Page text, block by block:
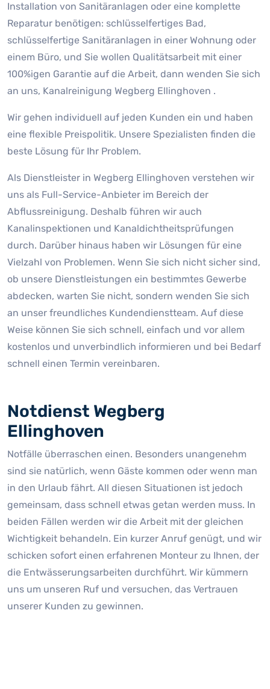
Installation von Sanitäranlagen oder eine komplette
Reparatur benötigen: schlüsselfertiges Bad,
schlüsselfertige Sanitäranlagen in einer Wohnung oder
einem Büro, und Sie wollen Qualitätsarbeit mit einer
100%igen Garantie auf die Arbeit, dann wenden Sie sich
an uns, Kanalreinigung Wegberg Ellinghoven .
Wir gehen individuell auf jeden Kunden ein und haben
eine flexible Preispolitik. Unsere Spezialisten finden die
beste Lösung für Ihr Problem.
Als Dienstleister in Wegberg Ellinghoven verstehen wir
uns als Full-Service-Anbieter im Bereich der
Abflussreinigung. Deshalb führen wir auch
Kanalinspektionen und Kanaldichtheitsprüfungen
durch. Darüber hinaus haben wir Lösungen für eine
Vielzahl von Problemen. Wenn Sie sich nicht sicher sind,
ob unsere Dienstleistungen ein bestimmtes Gewerbe
abdecken, warten Sie nicht, sondern wenden Sie sich
an unser freundliches Kundendienstteam. Auf diese
Weise können Sie sich schnell, einfach und vor allem
kostenlos und unverbindlich informieren und bei Bedarf
schnell einen Termin vereinbaren.
Notdienst Wegberg
Ellinghoven
Notfälle überraschen einen. Besonders unangenehm
sind sie natürlich, wenn Gäste kommen oder wenn man
in den Urlaub fährt. All diesen Situationen ist jedoch
gemeinsam, dass schnell etwas getan werden muss. In
beiden Fällen werden wir die Arbeit mit der gleichen
Wichtigkeit behandeln. Ein kurzer Anruf genügt, und wir
schicken sofort einen erfahrenen Monteur zu Ihnen, der
die Entwässerungsarbeiten durchführt. Wir kümmern
uns um unseren Ruf und versuchen, das Vertrauen
unserer Kunden zu gewinnen.